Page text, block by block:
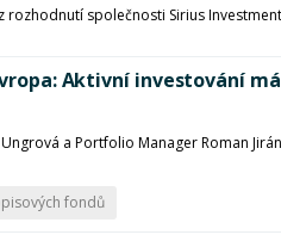
rozhodnutí společnosti Sirius
Aktivní investování
a Portfolio Manager Roman
fondů